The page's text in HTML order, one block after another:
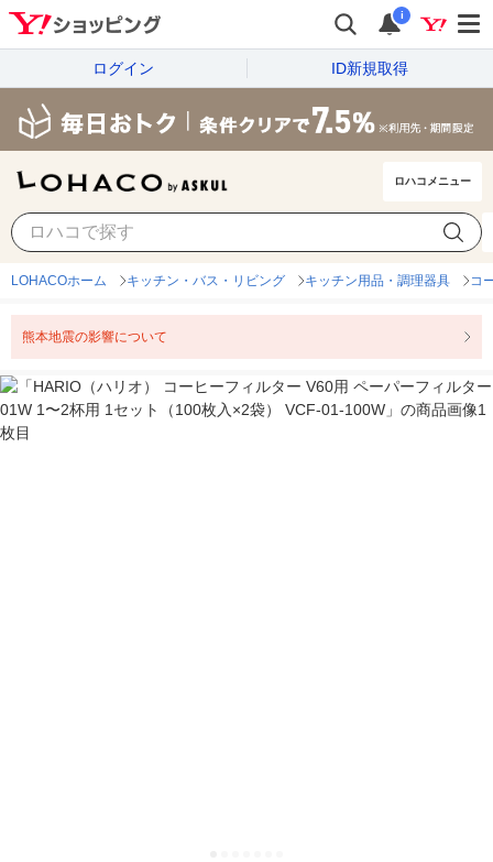
i
ログイン ID新規取得
ロハコメニュー
LOHACOホーム キッチン・バス・リビング キッチン用品・調理器具 コ
熊本地震の影響について